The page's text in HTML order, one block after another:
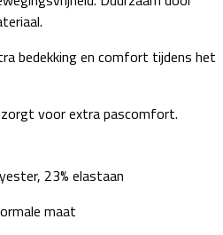
bedekking en comfort tijdens het
voor extra pascomfort.
23% elastaan
maat